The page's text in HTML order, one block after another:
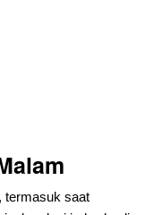
termasuk saat